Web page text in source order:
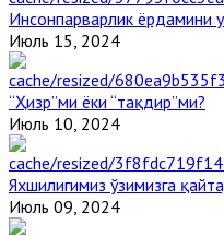
Инсонпарварлик ёрдамини
Июль 15, 2024
“Ҳизр”ми ёки “тақдир”ми?
Июль 10, 2024
Яхшилигимиз ўзимизга
Июль 09, 2024